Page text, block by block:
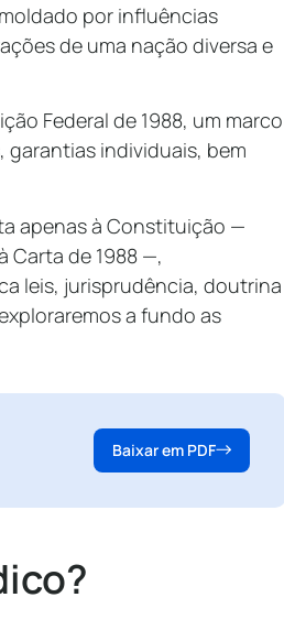
por influências
de uma nação diversa e
Federal de 1988, um marco
individuais, bem
apenas à Constituição —
Carta de 1988 —,
leis, jurisprudência, doutrina
a fundo as
Baixar em PDF